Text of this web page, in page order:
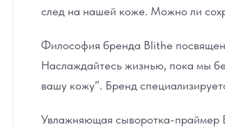
след на нашей коже. Можно ли
Философия бренда Blithe
Наслаждайтесь жизнью, пока мы
вашу кожу”. Бренд
Увлажняющая сыворотка-праймер